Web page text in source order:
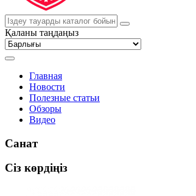
Қаланы таңдаңыз
Главная
Новости
Полезные статьи
Обзоры
Видео
Санат
Сіз көрдіңіз